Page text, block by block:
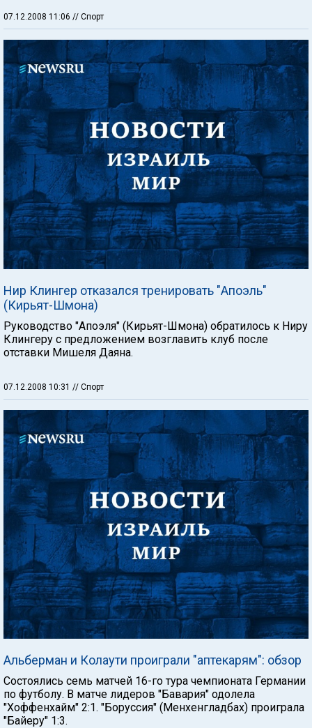
07.12.2008 11:06 // Спорт
Нир Клингер отказался тренировать "Апоэль"
(Кирьят-Шмона)
Руководство "Апоэля" (Кирьят-Шмона) обратилось к Ниру
Клингеру с предложением возглавить клуб после
отставки Мишеля Даяна.
07.12.2008 10:31 // Спорт
Альберман и Колаути проиграли "аптекарям": обзор
Состоялись семь матчей 16-го тура чемпионата Германии
по футболу. В матче лидеров "Бавария" одолела
"Хоффенхайм" 2:1. "Боруссия" (Менхенгладбах) проиграла
"Байеру" 1:3.